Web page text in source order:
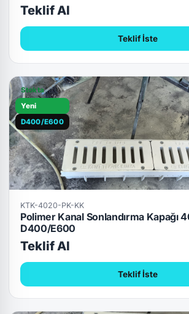
Teklif Al
Teklif İste
Stokta
Yeni
D400/E600
KTK-4020-PK-KK
Polimer Kanal Sonlandırma Kapağı
D400/E600
Teklif Al
Teklif İste